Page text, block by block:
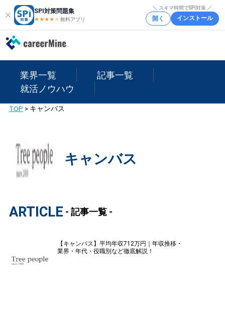
SPI対策問題集
★★★★ ★★
無料アプリ
＼ スキマ時間でSPI対策 ／
開く インストール
業界一覧
記事一覧
就活ノウハウ
TOP > キャンバス
キャンバス
ARTICLE - 記事一覧 -
【キャンバス】平均年収712万円｜年収推移・
業界・年代・役職別など徹底解説！